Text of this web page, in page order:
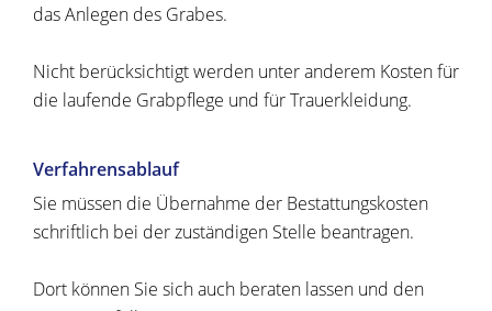
das Anlegen des Grabes.
Nicht berücksichtigt werden unter anderem Kosten für
die laufende Grabpflege und für Trauerkleidung.
Verfahrensablauf
Sie müssen die Übernahme der Bestattungskosten
schriftlich bei der zuständigen Stelle beantragen.
Dort können Sie sich auch beraten lassen und den